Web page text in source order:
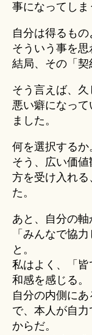
事になってしま
自分は得るもの
そういう事を思
結局、その「契
そう言えば、久
悪い癖になっ
ました。
何を選択するか
そう、広い価
方を受け入れ
た。
あと、自分の軸
「みんなで協
と。
私はよく、「
和感を感じる。
自分の内側に
で、本人が自
からだ。